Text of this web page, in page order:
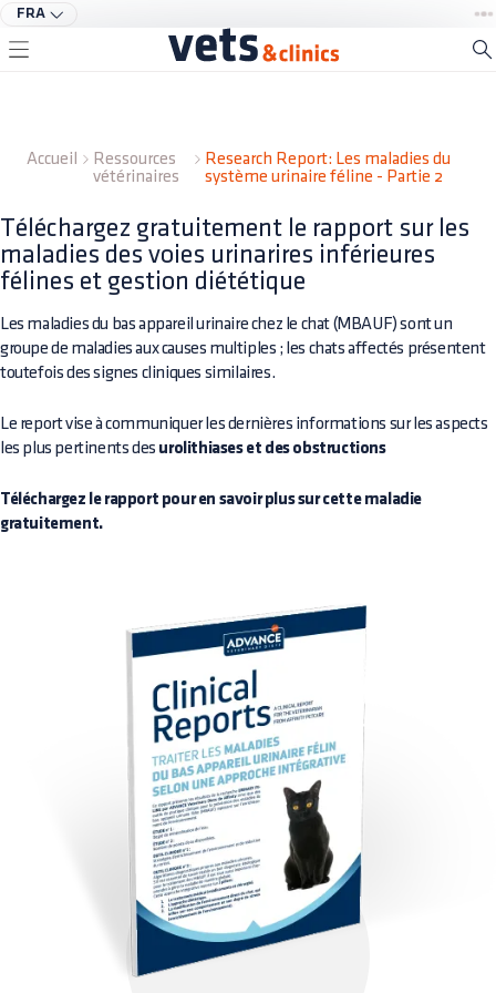
FRA
Accueil
Ressources
vétérinaires
Research Report: Les maladies du
système urinaire féline - Partie 2
Téléchargez gratuitement le rapport sur les
maladies des voies urinarires inférieures
félines et gestion diététique
Les maladies du bas appareil urinaire chez le chat (MBAUF) sont un
groupe de maladies aux causes multiples ; les chats affectés présentent
toutefois des signes cliniques similaires.
Le report vise à communiquer les dernières informations sur les aspects
les plus pertinents des urolithiases et des obstructions
Téléchargez le rapport pour en savoir plus sur cette maladie
gratuitement.